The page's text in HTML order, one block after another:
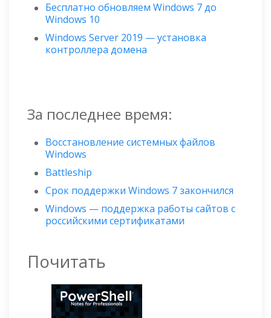
Бесплатно обновляем Windows 7 до
Windows 10
Windows Server 2019 — установка
контроллера домена
За последнее время:
Восстановление системных файлов
Windows
Battleship
Срок поддержки Windows 7 закончился
Windows — поддержка работы сайтов с
российскими сертификатами
Почитать